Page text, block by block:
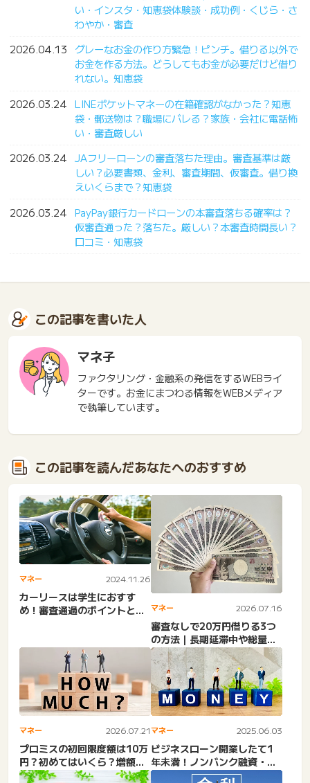
い・インスタ・知恵袋体験談・成功例・くじら・さ
わやか・審査
2026.04.13
グレーなお金の作り方緊急！ピンチ。借りる以外で
お金を作る方法。どうしてもお金が必要だけど借り
れない。知恵袋
2026.03.24 LINEポケットマネーの在籍確認がなかった？知恵
袋・郵送物は？職場にバレる？家族・会社に電話怖
い・審査厳しい
2026.03.24 JAフリーローンの審査落ちた理由。審査基準は厳
しい？必要書類、金利、審査期間、仮審査。借り換
えいくらまで？知恵袋
2026.03.24 PayPay銀行カードローンの本審査落ちる確率は？
仮審査通った？落ちた。厳しい？本審査時間長い？
口コミ・知恵袋
この記事を書いた人
マネ子
ファクタリング・金融系の発信をするWEBライ
ターです。お金にまつわる情報をWEBメディア
で執筆しています。
この記事を読んだあなたへのおすすめ
マネー 2024.11.26
カーリースは学生におすす
め！審査通過のポイントとや
マネー 2026.07.16
審査なしで20万円借りる3つ
の方法｜長期延滞中や総量規
制オーバーでもOK？
マネー 2026.07.21
プロミスの初回限度額は10万
円？初めてはいくら？増額・
審査基準・審査時間・最初...
マネー 2025.06.03
ビジネスローン開業したて1
年未満！ノンバンク融資・創
業1年で融資・即日・開業資...